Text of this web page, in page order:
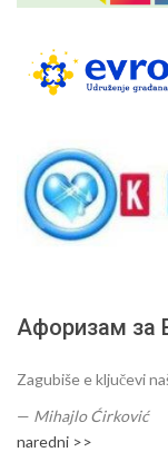
Афоризам за
Zagubiše e ključevi
— Mihajlo Ćirković
naredni >>